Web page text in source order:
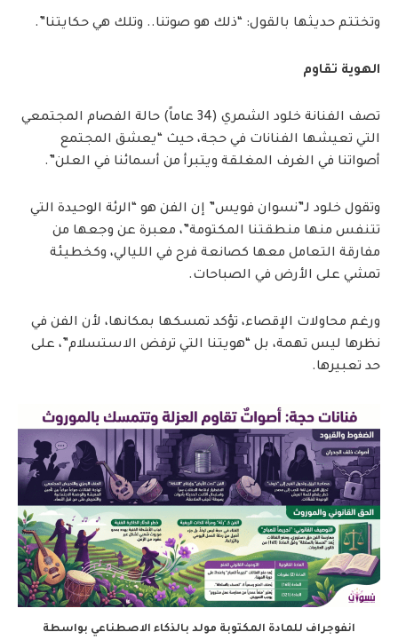
وتختتم حديثها بالقول: “ذلك هو صوتنا.. وتلك هي حكايتنا”.
الهوية تقاوم
تصف الفنانة خلود الشمري (34 عاماً) حالة الفصام المجتمعي
التي تعيشها الفنانات في حجة، حيث “يعشق المجتمع
أصواتنا في الغرف المغلقة ويتبرأ من أسمائنا في العلن”.
وتقول خلود لـ”نسوان فويس” إن الفن هو “الرئة الوحيدة التي
تتنفس منها منطقتنا المكتومة”، معبرة عن وجعها من
مفارقة التعامل معها كصانعة فرح في الليالي، وكخطيئة
تمشي على الأرض في الصباحات.
ورغم محاولات الإقصاء، تؤكد تمسكها بمكانها، لأن الفن في
نظرها ليس تهمة، بل “هويتنا التي ترفض الاستسلام”، على
حد تعبيرها.
انفوجراف للمادة المكتوبة مولد بالذكاء الاصطناعي بواسطة